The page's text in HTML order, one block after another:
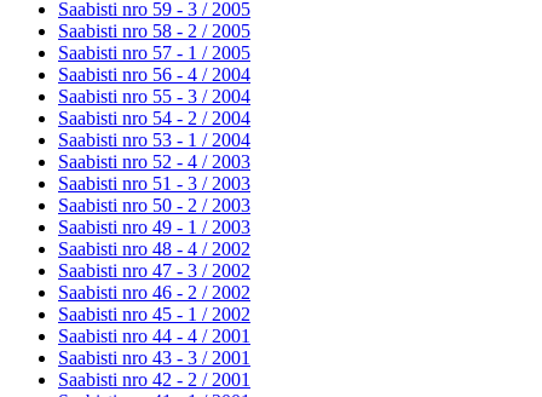
Saabisti nro 59 - 3 / 2005
Saabisti nro 58 - 2 / 2005
Saabisti nro 57 - 1 / 2005
Saabisti nro 56 - 4 / 2004
Saabisti nro 55 - 3 / 2004
Saabisti nro 54 - 2 / 2004
Saabisti nro 53 - 1 / 2004
Saabisti nro 52 - 4 / 2003
Saabisti nro 51 - 3 / 2003
Saabisti nro 50 - 2 / 2003
Saabisti nro 49 - 1 / 2003
Saabisti nro 48 - 4 / 2002
Saabisti nro 47 - 3 / 2002
Saabisti nro 46 - 2 / 2002
Saabisti nro 45 - 1 / 2002
Saabisti nro 44 - 4 / 2001
Saabisti nro 43 - 3 / 2001
Saabisti nro 42 - 2 / 2001